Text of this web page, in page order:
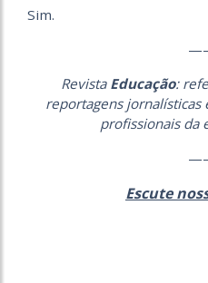
Sim.
Revista Educação:
reportagens jornalísticas
profissionais da
Escute